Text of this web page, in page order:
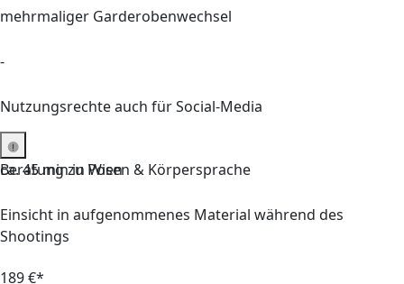
mehrmaliger Garderobenwechsel
-
Nutzungsrechte auch für Social-Media
Beratung zu Posen & Körpersprache
ca.45min in Wien
Einsicht in aufgenommenes Material während des
Shootings
189 €*